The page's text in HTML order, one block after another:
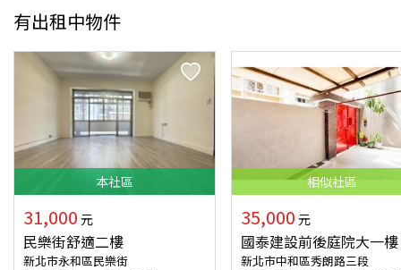
有出租中物件
本社區
31,000 元
民樂街舒適二樓
新北市永和區民樂街
相似社區
35,000 元
國泰建設前後庭院大一樓
新北市中和區秀朗路三段